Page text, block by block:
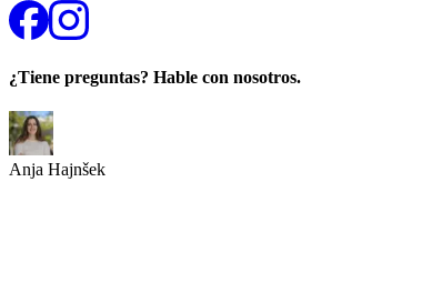
¿Tiene preguntas? Hable con nosotros.
Anja Hajnšek